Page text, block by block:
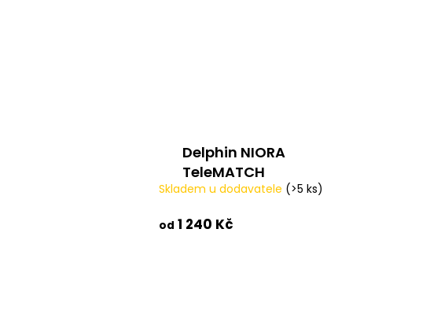
Delphin NIORA
TeleMATCH
Skladem u dodavatele (>5 ks)
od 1 240 Kč